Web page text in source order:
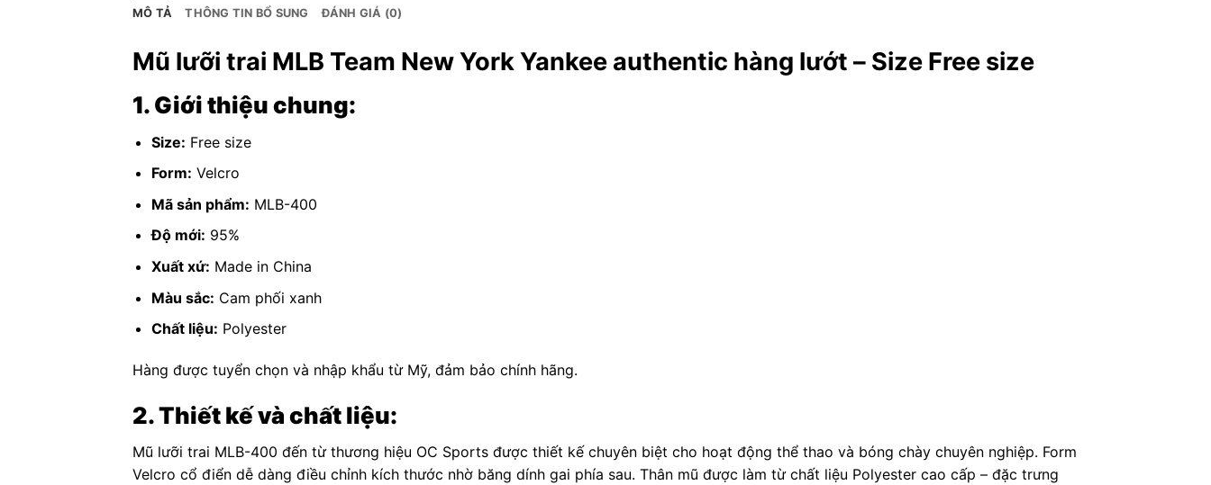
MÔ TẢ THÔNG TIN BỔ SUNG ĐÁNH GIÁ (0)
Mũ lưỡi trai MLB Team New York Yankee authentic hàng lướt – Size Free size
1. Giới thiệu chung:
Size: Free size
Form: Velcro
Mã sản phẩm: MLB-400
Độ mới: 95%
Xuất xứ: Made in China
Màu sắc: Cam phối xanh
Chất liệu: Polyester
Hàng được tuyển chọn và nhập khẩu từ Mỹ, đảm bảo chính hãng.
2. Thiết kế và chất liệu:
Mũ lưỡi trai MLB-400 đến từ thương hiệu OC Sports được thiết kế chuyên biệt cho hoạt động thể thao và bóng chày chuyên nghiệp. Form
Velcro cổ điển dễ dàng điều chỉnh kích thước nhờ băng dính gai phía sau. Thân mũ được làm từ chất liệu Polyester cao cấp – đặc trưng